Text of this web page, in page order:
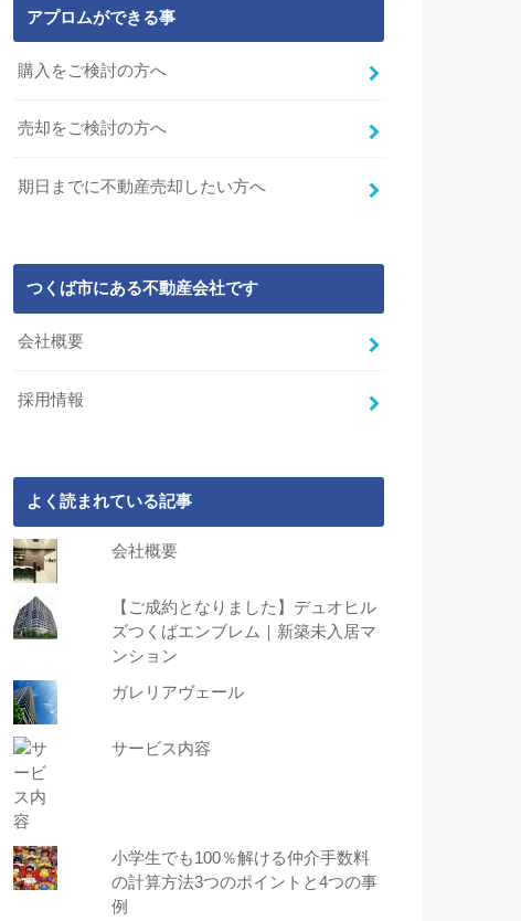
アプロムができる事
購入をご検討の方へ
売却をご検討の方へ
期日までに不動産売却したい方へ
つくば市にある不動産会社です
会社概要
採用情報
よく読まれている記事
会社概要
【ご成約となりました】デュオヒル
ズつくばエンブレム｜新築未入居マ
ンション
ガレリアヴェール
サービス内容
小学生でも100％解ける仲介手数料
の計算方法3つのポイントと4つの事
例